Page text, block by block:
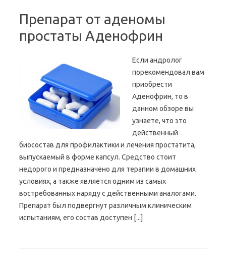
Препарат от аденомы
простаты Аденофрин
Если андролог
порекомендовал вам
приобрести
Аденофрин, то в
данном обзоре вы
узнаете, что это
действенный
биосостав для профилактики и лечения простатита,
выпускаемый в форме капсул. Средство стоит
недорого и предназначено для терапии в домашних
условиях, а также является одним из самых
востребованных наряду с действенными аналогами.
Препарат был подвергнут различным клиническим
испытаниям, его состав доступен [...]